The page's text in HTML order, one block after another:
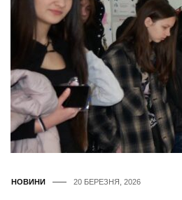
НОВИНИ 20 БЕРЕЗНЯ, 2026